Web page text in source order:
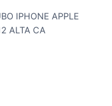
IPHONE APPLE
ALTA CA